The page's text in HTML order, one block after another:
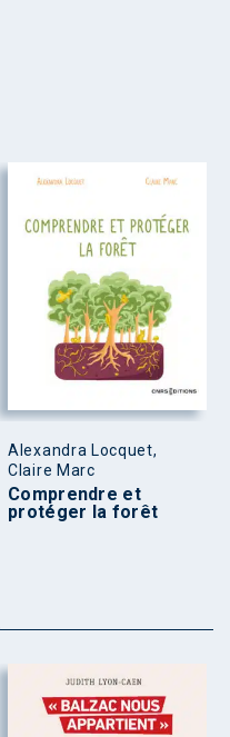
Alexandra Locquet,
Claire Marc
Comprendre et
protéger la forêt